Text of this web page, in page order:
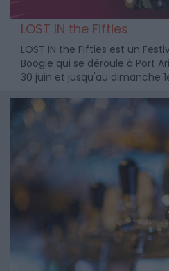
LOST IN the Fifties
LOST IN the Fifties est un
Boogie qui se déroule à Port
30 juin et jusqu'au dimanche